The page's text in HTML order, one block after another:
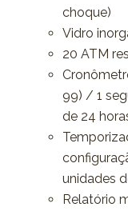
choque)
Vidro
20 ATM
99) / 1
de 24
unidades
Relatório